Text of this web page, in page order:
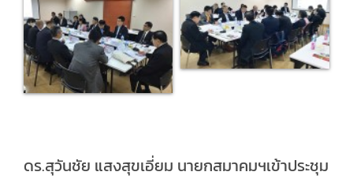
ดร.สุวันชัย แสงสุขเอี่ยม นายกสมาคมฯเข้าประชุม